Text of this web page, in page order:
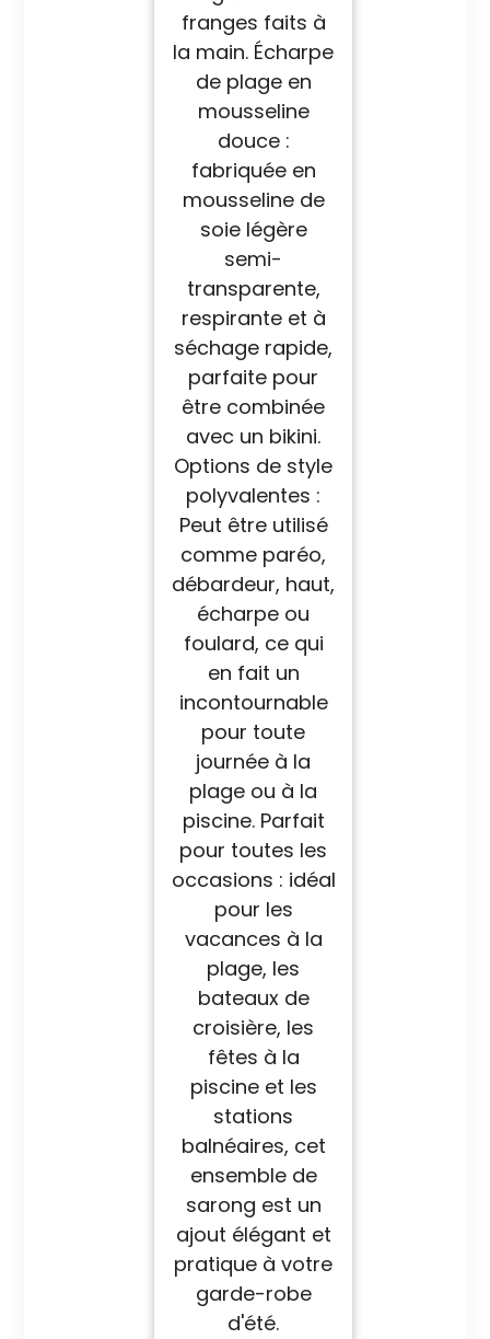
franges faits à
la main. Écharpe
de plage en
mousseline
douce :
fabriquée en
mousseline de
soie légère
semi-
transparente,
respirante et à
séchage rapide,
parfaite pour
être combinée
avec un bikini.
Options de style
polyvalentes :
Peut être utilisé
comme paréo,
débardeur, haut,
écharpe ou
foulard, ce qui
en fait un
incontournable
pour toute
journée à la
plage ou à la
piscine. Parfait
pour toutes les
occasions : idéal
pour les
vacances à la
plage, les
bateaux de
croisière, les
fêtes à la
piscine et les
stations
balnéaires, cet
ensemble de
sarong est un
ajout élégant et
pratique à votre
garde-robe
d'été.